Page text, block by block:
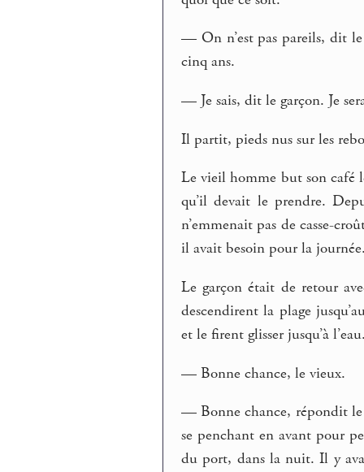
— On n’est pas pareils, dit
cinq ans.
— Je sais, dit le garçon. Je
Il partit, pieds nus sur les
Le vieil homme but son café
qu’il devait le prendre.
n’emmenait pas de casse-
il avait besoin pour la
Le garçon était de retour
descendirent la plage
et le firent glisser jusqu’à
— Bonne chance, le vieux.
— Bonne chance, répondit le
se penchant en avant pour
du port, dans la nuit. Il y